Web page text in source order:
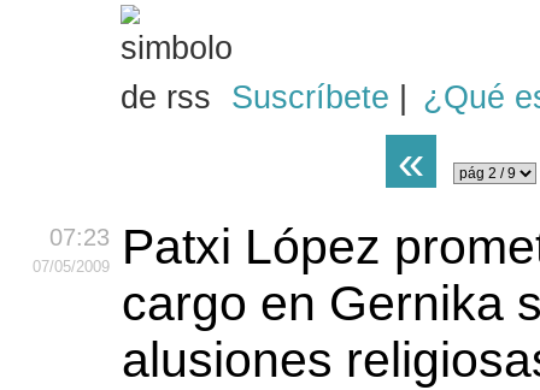
Suscríbete ¿Qué
«
07:23
07/05/2009
Patxi López
cargo en Gernika
alusiones